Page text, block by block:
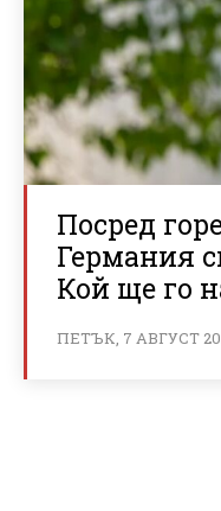
Посред
Германия
Кой ще го
ПЕТЪК, 7 АВГУСТ